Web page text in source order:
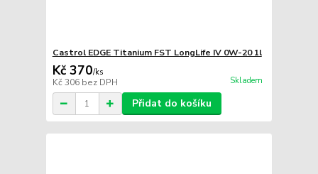
Castrol EDGE Titanium FST LongLife IV 0W-20 1l
Kč 370/ks
Kč 306 bez DPH Skladem
Přidat do košíku